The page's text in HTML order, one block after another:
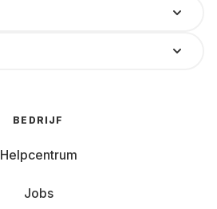
BEDRIJF
Helpcentrum
Jobs